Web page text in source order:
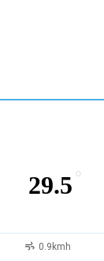
29.5 °
0.9kmh